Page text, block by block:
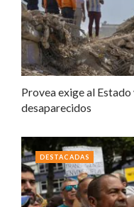
Provea exige al
desaparecidos
DESTACADAS